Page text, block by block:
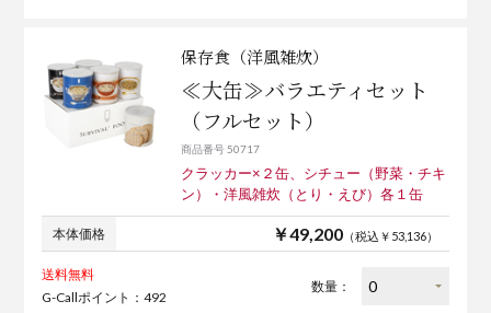
保存食（洋風雑炊）
≪大缶≫バラエティセット
（フルセット）
商品番号 50717
クラッカー×２缶、シチュー（野菜・チキ
ン）・洋風雑炊（とり・えび）各１缶
本体価格 ￥49,200（税込￥53,136）
送料無料
G-Callポイント：492
数量：